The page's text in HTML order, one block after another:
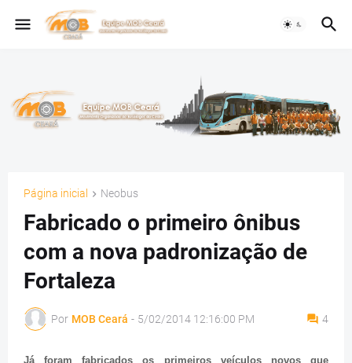
Página inicial Neobus
Fabricado o primeiro ônibus
com a nova padronização de
Fortaleza
Por MOB Ceará - 5/02/2014 12:16:00 PM 4
Já foram fabricados os primeiros veículos novos que